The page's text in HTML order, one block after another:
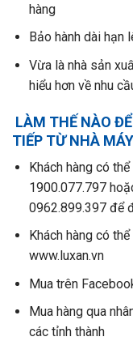
hàng
Bảo hành dài hạn
Vừa là nhà sản
hiểu hơn về nhu
LÀM THẾ NÀO
TIẾP TỪ NHÀ MÁY
Khách hàng có
1900.077.797
0962.899.397 để
Khách hàng có
www.luxan.vn
Mua trên
Mua hàng qua
các tỉnh thành